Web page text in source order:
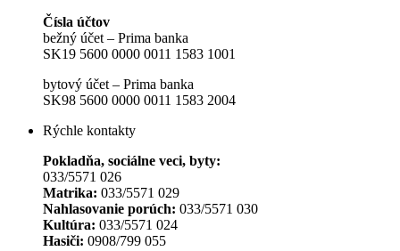
Čísla účtov
bežný účet – Prima banka
SK19 5600 0000 0011 1583 1001
bytový účet – Prima banka
SK98 5600 0000 0011 1583 2004
Rýchle kontakty
Pokladňa, sociálne veci, byty:
033/5571 026
Matrika: 033/5571 029
Nahlasovanie porúch: 033/5571 030
Kultúra: 033/5571 024
Hasiči: 0908/799 055